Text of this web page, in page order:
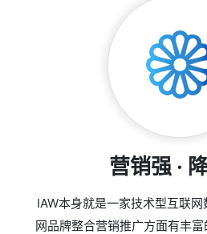
营销强 ·
IAW本身就是一家技术型互联
网品牌整合营销推广方面有丰